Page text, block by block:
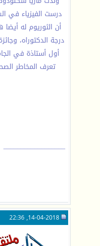
درجة الدكتوراه،
__________________